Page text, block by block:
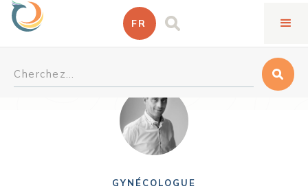
FR
GYNÉCOLOGUE